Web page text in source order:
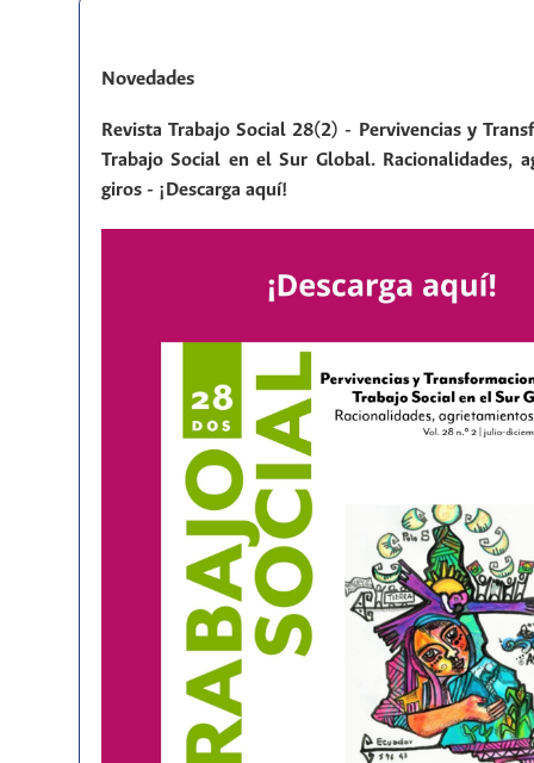
Novedades
Revista Trabajo Social 28(2) - Pervivencias y
Trabajo Social en el Sur Global. Racionalidades,
giros - ¡Descarga aquí!